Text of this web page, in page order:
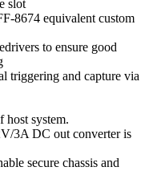
slot
8674 equivalent custom
to ensure good
triggering and capture via
host system.
3A DC out converter is
secure chassis and